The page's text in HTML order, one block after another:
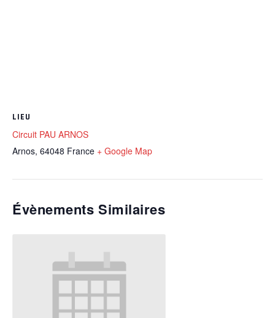
LIEU
Circuit PAU ARNOS
Arnos, 64048 France + Google Map
Évènements Similaires